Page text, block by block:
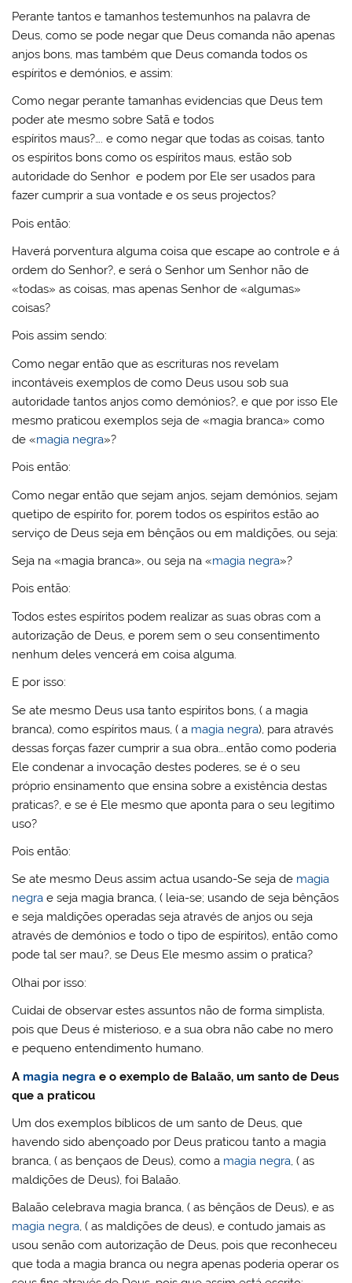
Perante tantos e tamanhos testemunhos na palavra de
Deus, como se pode negar que Deus comanda não apenas
anjos bons, mas também que Deus comanda todos os
espíritos e demónios, e assim:
Como negar perante tamanhas evidencias que Deus tem
poder ate mesmo sobre Satã e todos
espíritos maus?…. e como negar que todas as coisas, tanto
os espíritos bons como os espíritos maus, estão sob
autoridade do Senhor e podem por Ele ser usados para
fazer cumprir a sua vontade e os seus projectos?
Pois então:
Haverá porventura alguma coisa que escape ao controle e á
ordem do Senhor?, e será o Senhor um Senhor não de
«todas» as coisas, mas apenas Senhor de «algumas»
coisas?
Pois assim sendo:
Como negar então que as escrituras nos revelam
incontáveis exemplos de como Deus usou sob sua
autoridade tantos anjos como demónios?, e que por isso Ele
mesmo praticou exemplos seja de «magia branca» como
de «magia negra»?
Pois então:
Como negar então que sejam anjos, sejam demónios, sejam
quetipo de espírito for, porem todos os espíritos estão ao
serviço de Deus seja em bênçãos ou em maldições, ou seja:
Seja na «magia branca», ou seja na «magia negra»?
Pois então:
Todos estes espíritos podem realizar as suas obras com a
autorização de Deus, e porem sem o seu consentimento
nenhum deles vencerá em coisa alguma.
E por isso:
Se ate mesmo Deus usa tanto espíritos bons, ( a magia
branca), como espíritos maus, ( a magia negra), para através
dessas forças fazer cumprir a sua obra….então como poderia
Ele condenar a invocação destes poderes, se é o seu
próprio ensinamento que ensina sobre a existência destas
praticas?, e se é Ele mesmo que aponta para o seu legitimo
uso?
Pois então:
Se ate mesmo Deus assim actua usando-Se seja de magia
negra e seja magia branca, ( leia-se; usando de seja bênçãos
e seja maldições operadas seja através de anjos ou seja
através de demónios e todo o tipo de espíritos), então como
pode tal ser mau?, se Deus Ele mesmo assim o pratica?
Olhai por isso:
Cuidai de observar estes assuntos não de forma simplista,
pois que Deus é misterioso, e a sua obra não cabe no mero
e pequeno entendimento humano.
A magia negra e o exemplo de Balaão, um santo de Deus
que a praticou
Um dos exemplos bíblicos de um santo de Deus, que
havendo sido abençoado por Deus praticou tanto a magia
branca, ( as bençaos de Deus), como a magia negra, ( as
maldições de Deus), foi Balaão.
Balaão celebrava magia branca, ( as bênçãos de Deus), e as
magia negra, ( as maldições de deus), e contudo jamais as
usou senão com autorização de Deus, pois que reconheceu
que toda a magia branca ou negra apenas poderia operar os